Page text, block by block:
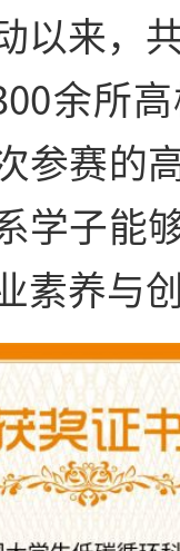
以来，
余所
参赛的
学子能
养与创